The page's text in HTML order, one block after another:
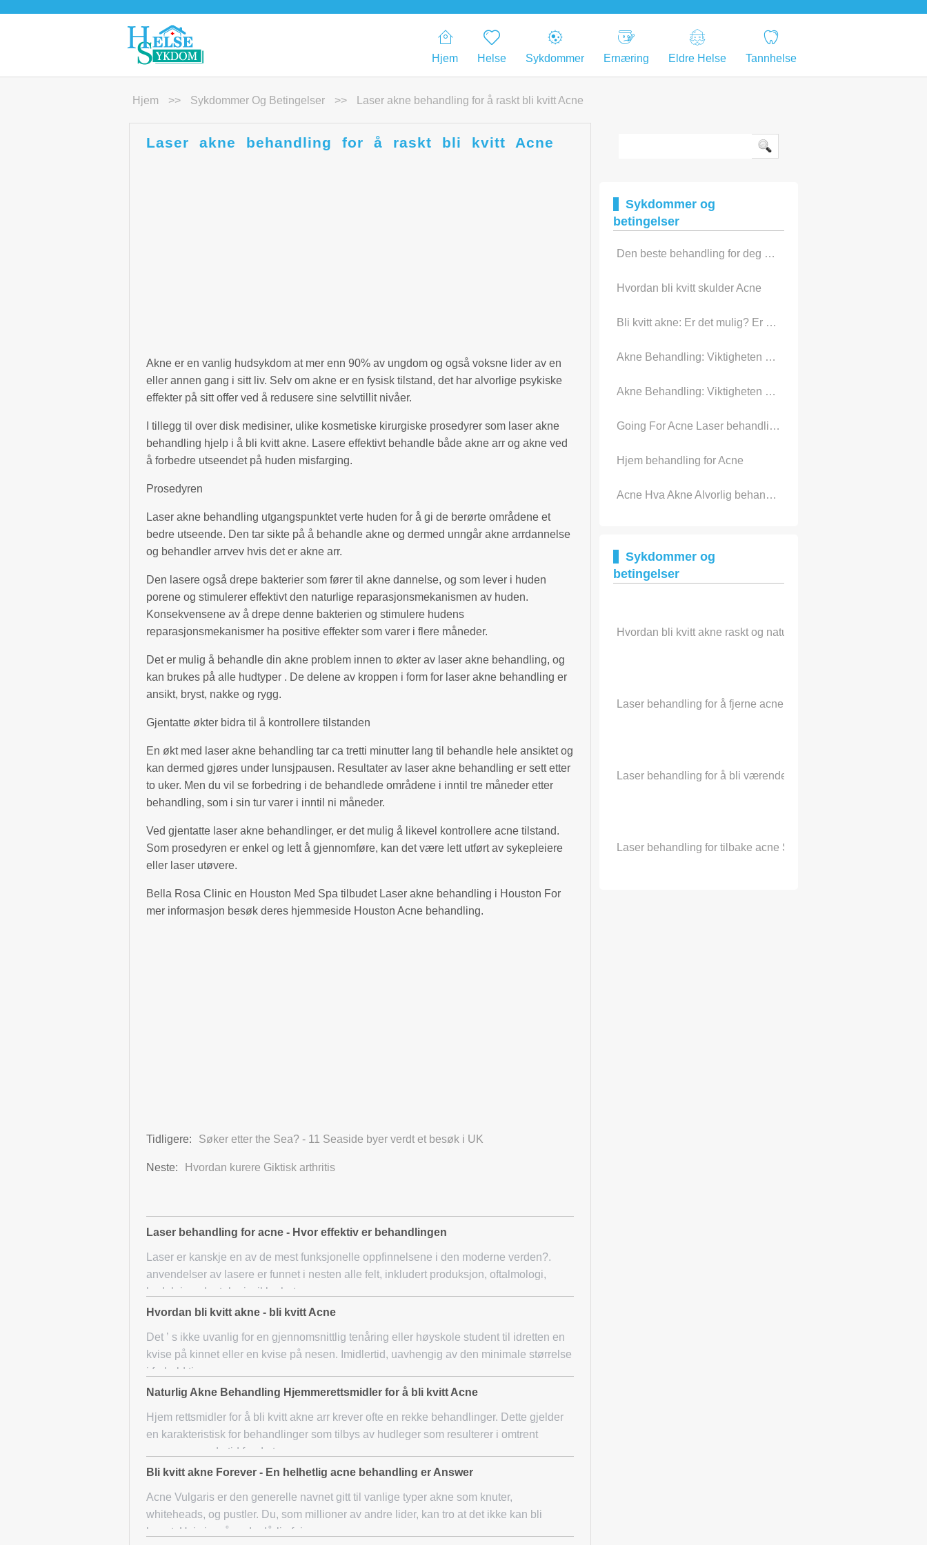
Hjem Helse Sykdommer Ernæring Eldre Helse Tannhelse
Hjem >> Sykdommer Og Betingelser >> Laser akne behandling for å raskt bli kvitt Acne
Laser akne behandling for å raskt bli kvitt Acne
Akne er en vanlig hudsykdom at mer enn 90% av ungdom og også voksne lider av en
eller annen gang i sitt liv. Selv om akne er en fysisk tilstand, det har alvorlige psykiske
effekter på sitt offer ved å redusere sine selvtillit nivåer.
I tillegg til over disk medisiner, ulike kosmetiske kirurgiske prosedyrer som laser akne
behandling hjelp i å bli kvitt akne. Lasere effektivt behandle både akne arr og akne ved
å forbedre utseendet på huden misfarging.
Prosedyren
Laser akne behandling utgangspunktet verte huden for å gi de berørte områdene et
bedre utseende. Den tar sikte på å behandle akne og dermed unngår akne arrdannelse
og behandler arrvev hvis det er akne arr.
Den lasere også drepe bakterier som fører til akne dannelse, og som lever i huden
porene og stimulerer effektivt den naturlige reparasjonsmekanismen av huden.
Konsekvensene av å drepe denne bakterien og stimulere hudens
reparasjonsmekanismer ha positive effekter som varer i flere måneder.
Det er mulig å behandle din akne problem innen to økter av laser akne behandling, og
kan brukes på alle hudtyper . De delene av kroppen i form for laser akne behandling er
ansikt, bryst, nakke og rygg.
Gjentatte økter bidra til å kontrollere tilstanden
En økt med laser akne behandling tar ca tretti minutter lang til behandle hele ansiktet og
kan dermed gjøres under lunsjpausen. Resultater av laser akne behandling er sett etter
to uker. Men du vil se forbedring i de behandlede områdene i inntil tre måneder etter
behandling, som i sin tur varer i inntil ni måneder.
Ved gjentatte laser akne behandlinger, er det mulig å likevel kontrollere acne tilstand.
Som prosedyren er enkel og lett å gjennomføre, kan det være lett utført av sykepleiere
eller laser utøvere.
Bella Rosa Clinic en Houston Med Spa tilbudet Laser akne behandling i Houston For
mer informasjon besøk deres hjemmeside Houston Acne behandling.
Tidligere: Søker etter the Sea? - 11 Seaside byer verdt et besøk i UK
Neste: Hvordan kurere Giktisk arthritis
Laser behandling for acne - Hvor effektiv er behandlingen
Laser er kanskje en av de mest funksjonelle oppfinnelsene i den moderne verden?.
anvendelser av lasere er funnet i nesten alle felt, inkludert produksjon, oftalmologi,
hudpleie, odontologi, sikkerhets
Hvordan bli kvitt akne - bli kvitt Acne
Det ’ s ikke uvanlig for en gjennomsnittlig tenåring eller høyskole student til idretten en
kvise på kinnet eller en kvise på nesen. Imidlertid, uavhengig av den minimale størrelse
i forhold ti
Naturlig Akne Behandling Hjemmerettsmidler for å bli kvitt Acne
Hjem rettsmidler for å bli kvitt akne arr krever ofte en rekke behandlinger. Dette gjelder
en karakteristisk for behandlinger som tilbys av hudleger som resulterer i omtrent
samme mengde tid for de to
Bli kvitt akne Forever - En helhetlig acne behandling er Answer
Acne Vulgaris er den generelle navnet gitt til vanlige typer akne som knuter,
whiteheads, og pustler. Du, som millioner av andre lider, kan tro at det ikke kan bli
kurert. Hvis ja, så er du dårlig fei
Sykdommer og
betingelser
Den beste behandling for deg å bli kvitt akne Completely
Hvordan bli kvitt skulder Acne
Bli kvitt akne: Er det mulig? Er det virkelig Hjelp For Acne
Akne Behandling: Viktigheten av behandling for Acne
Akne Behandling: Viktigheten av behandling for Acne
Going For Acne Laser behandling?
Hjem behandling for Acne
Acne Hva Akne Alvorlig behandlinger for å bli kvitt din Acne
Sykdommer og
betingelser
Hvordan bli kvitt akne raskt og naturlig?
Laser behandling for å fjerne acne Scars
Laser behandling for å bli værende gorgeous
Laser behandling for tilbake acne Scars